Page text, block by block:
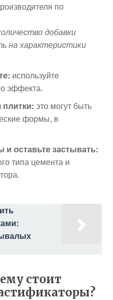
по
добавки
на характеристики
используйте
эффекта.
это могут быть
формы, в
оставьте застывать:
типа цемента и
стоит